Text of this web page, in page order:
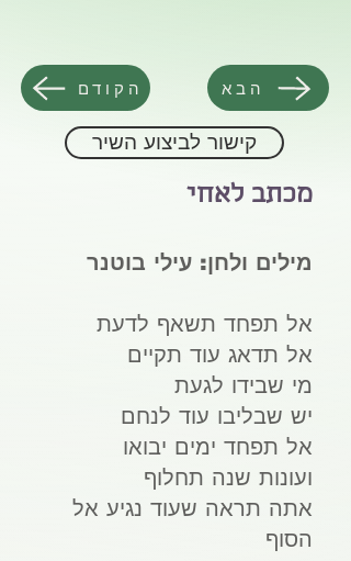
הקודם הבא
קישור לביצוע השיר
מכתב לאחי
מילים ולחן: עילי בוטנר
אל תפחד תשאף לדעת
אל תדאג עוד תקיים
מי שבידו לגעת
יש שבליבו עוד לנחם
אל תפחד ימים יבואו
ועונות שנה תחלוף
אתה תראה שעוד נגיע אל
הסוף